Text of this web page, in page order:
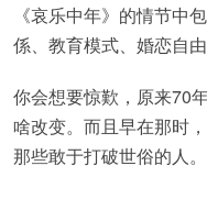
《哀乐中年》的情节中
係、教育模式、婚恋自
你会想要惊歎，原来70
啥改变。而且早在那时
那些敢于打破世俗的人。